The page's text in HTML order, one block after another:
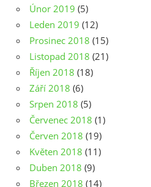
Únor 2019 (5)
Leden 2019 (12)
Prosinec 2018 (15)
Listopad 2018 (21)
Říjen 2018 (18)
Září 2018 (6)
Srpen 2018 (5)
Červenec 2018 (1)
Červen 2018 (19)
Květen 2018 (11)
Duben 2018 (9)
Březen 2018 (14)